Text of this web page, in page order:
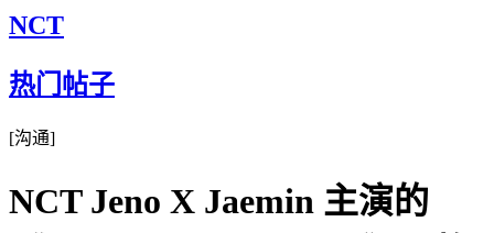
NCT
热门帖子
[沟通]
NCT Jeno X Jaemin 主演的